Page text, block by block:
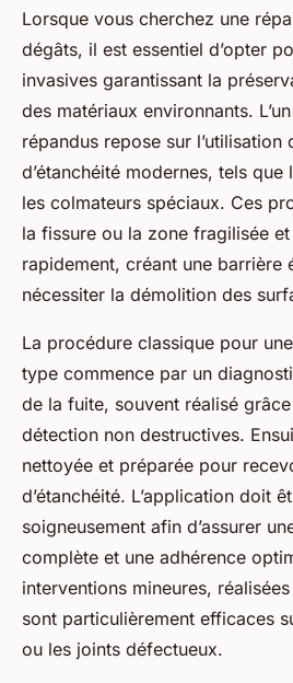
Lorsque vous cherchez une
dégâts, il est essentiel d’opter
invasives garantissant la
des matériaux environnants.
répandus repose sur l’utilisation
d’étanchéité modernes, tels
les colmateurs spéciaux. Ces
la fissure ou la zone fragilisée
rapidement, créant une barrière
nécessiter la démolition des
La procédure classique pour
type commence par un
de la fuite, souvent réalisé
détection non destructives.
nettoyée et préparée pour
d’étanchéité. L’application doit
soigneusement afin d’assurer
complète et une adhérence
interventions mineures,
sont particulièrement efficaces
ou les joints défectueux.